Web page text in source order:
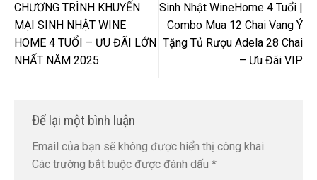
CHƯƠNG TRÌNH KHUYẾN
MẠI SINH NHẬT WINE
HOME 4 TUỔI – ƯU ĐÃI LỚN
NHẤT NĂM 2025
Sinh Nhật WineHome 4 Tuổi |
Combo Mua 12 Chai Vang Ý
Tặng Tủ Rượu Adela 28 Chai
– Ưu Đãi VIP
Để lại một bình luận
Email của bạn sẽ không được hiển thị công khai.
Các trường bắt buộc được đánh dấu *